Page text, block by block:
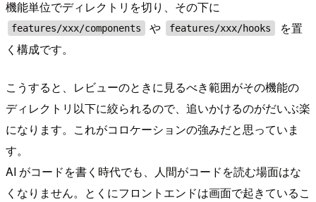
機能単位でディレクトリを切り、その下に
features/xxx/components や features/xxx/hooks
を置
く構成です。
こうすると、レビューのときに見るべき範囲がその機能の
ディレクトリ以下に絞られるので、追いかけるのがだいぶ楽
になります。これがコロケーションの強みだと思っていま
す。
AI がコードを書く時代でも、人間がコードを読む場面はな
くなりません。とくにフロントエンドは画面で起きているこ